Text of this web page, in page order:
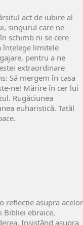
act de iubire al
singurul care ne
schimb ni se cere
înțelege limitele
pentru a ne
extraordinare
Să mergem în casa
ne! Mărire în cer lui
Rugăciunea
euharistică. Tatăl
reflecție asupra acelor
Bibliei ebraice,
Insistând asupra